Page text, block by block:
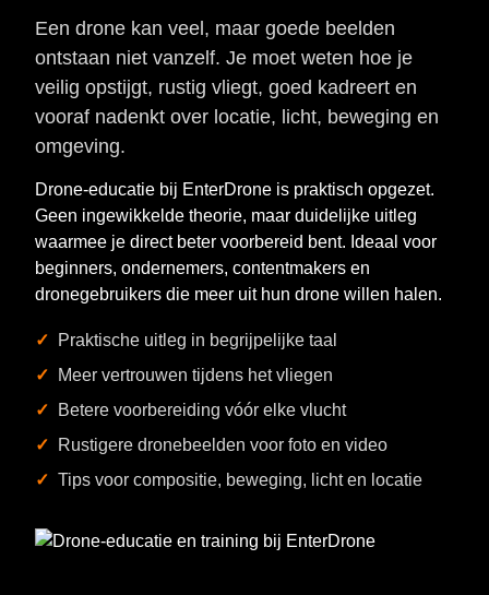
Infinity Bundle
TOMcase DJI Air 3S –
“Ready-to-Fly” – Rugzak
XL
contact
Drone opdracht
aanvragen
Nederlands
English(
Een drone kan veel, maar goede beelden
ontstaan niet vanzelf. Je moet weten hoe je
veilig opstijgt, rustig vliegt, goed kadreert en
vooraf nadenkt over locatie, licht, beweging en
omgeving.
Drone-educatie bij EnterDrone is praktisch opgezet.
Geen ingewikkelde theorie, maar duidelijke uitleg
waarmee je direct beter voorbereid bent. Ideaal voor
beginners, ondernemers, contentmakers en
dronegebruikers die meer uit hun drone willen halen.
Praktische uitleg in begrijpelijke taal
Meer vertrouwen tijdens het vliegen
Betere voorbereiding vóór elke vlucht
Rustigere dronebeelden voor foto en video
Tips voor compositie, beweging, licht en locatie